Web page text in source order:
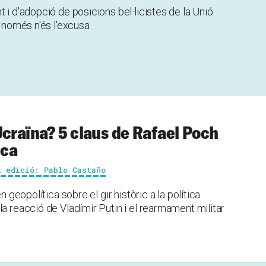
d'adopció de posicions bel·licistes de la Unió
n'és l'excusa
5 claus de Rafael Poch
Pablo Castaño
geopolítica sobre el gir històric a la política
reacció de Vladímir Putin i el rearmament militar